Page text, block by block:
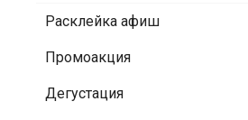
Расклейка афиш
Промоакция
Дегустация